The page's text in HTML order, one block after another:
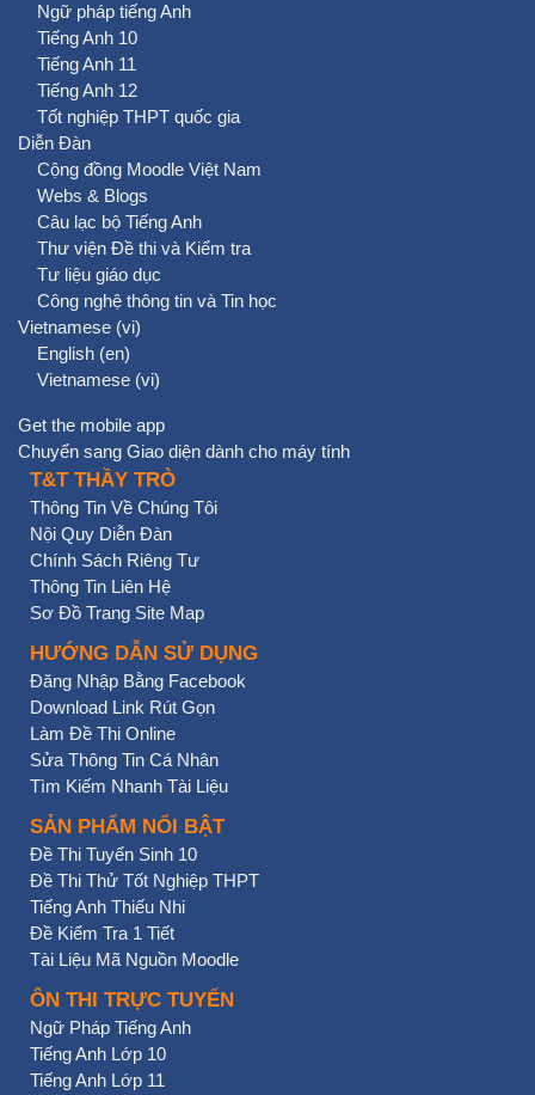
Ngữ pháp tiếng Anh
Tiếng Anh 10
Tiếng Anh 11
Tiếng Anh 12
Tốt nghiệp THPT quốc gia
Diễn Đàn
Cộng đồng Moodle Việt Nam
Webs & Blogs
Câu lạc bộ Tiếng Anh
Thư viện Đề thi và Kiểm tra
Tư liệu giáo dục
Công nghệ thông tin và Tin học
Vietnamese ‎(vi)‎
English ‎(en)‎
Vietnamese ‎(vi)‎
Get the mobile app
Chuyển sang Giao diện dành cho máy tính
T&T THẦY TRÒ
Thông Tin Về Chúng Tôi
Nội Quy Diễn Đàn
Chính Sách Riêng Tư
Thông Tin Liên Hệ
Sơ Đồ Trang Site Map
HƯỚNG DẪN SỬ DỤNG
Đăng Nhập Bằng Facebook
Download Link Rút Gọn
Làm Đề Thi Online
Sửa Thông Tin Cá Nhân
Tìm Kiếm Nhanh Tài Liệu
SẢN PHẨM NỔI BẬT
Đề Thi Tuyển Sinh 10
Đề Thi Thử Tốt Nghiệp THPT
Tiếng Anh Thiếu Nhi
Đề Kiểm Tra 1 Tiết
Tài Liệu Mã Nguồn Moodle
ÔN THI TRỰC TUYẾN
Ngữ Pháp Tiếng Anh
Tiếng Anh Lớp 10
Tiếng Anh Lớp 11